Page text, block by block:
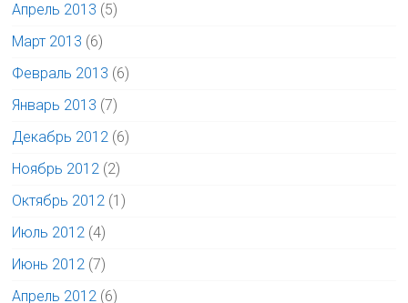
Апрель 2013 (5)
Март 2013 (6)
Февраль 2013 (6)
Январь 2013 (7)
Декабрь 2012 (6)
Ноябрь 2012 (2)
Октябрь 2012 (1)
Июль 2012 (4)
Июнь 2012 (7)
Апрель 2012 (6)